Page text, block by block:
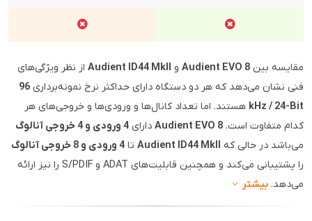
مقایسه بین Audient EVO 8 و Audient ID44 MkII از نظر ویژگی‌های
فنی نشان می‌دهد که هر دو دستگاه دارای حداکثر نرخ نمونه‌برداری 96
kHz / 24-Bit هستند. اما تعداد کانال‌ها و ورودی‌ها و خروجی‌های هر
کدام متفاوت است. Audient EVO 8 دارای 4 ورودی و 4 خروجی آنالوگ
می‌باشد در حالی که Audient ID44 MkII تا 4 ورودی و 8 خروجی آنالوگ
را پشتیبانی می‌کند و همچنین قابلیت‌های ADAT و S/PDIF را نیز ارائه
می‌دهد. بیشتر